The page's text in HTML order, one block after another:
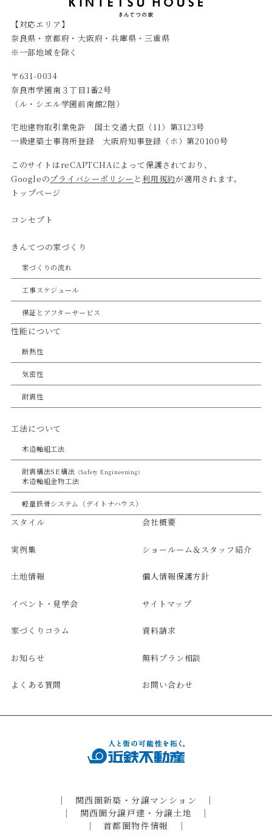
【対応エリア】
奈良県・京都府・大阪府・兵庫県・三重県
※一部地域を除く
〒631-0034
奈良市学園南３丁目1番2号
（ル・シエル学園前南館2階）
宅地建物取引業免許 国土交通大臣（11）第3123号
一級建築士事務所登録 大阪府知事登録（ホ）第20100号
このサイトはreCAPTCHAによって保護されており、
Googleのプライバシーポリシー と利用規約が適用されます。
トップページ
コンセプト
きんてつの家づくり
家づくりの流れ
工事スケジュール
保証とアフターサービス
性能について
断熱性
気密性
耐震性
工法について
木造軸組工法
耐震構法SE構法 （Safety Engineening）
木造軸組金物工法
軽量鉄骨システム（デイトナハウス）
スタイル
実例集
土地情報
イベント・見学会
家づくりコラム
お知らせ
よくある質問
会社概要
ショールーム＆スタッフ紹介
個人情報保護方針
サイトマップ
資料請求
無料プラン相談
お問い合わせ
関西圏新築・分譲マンション
関西圏分譲戸建・分譲土地
首都圏物件情報